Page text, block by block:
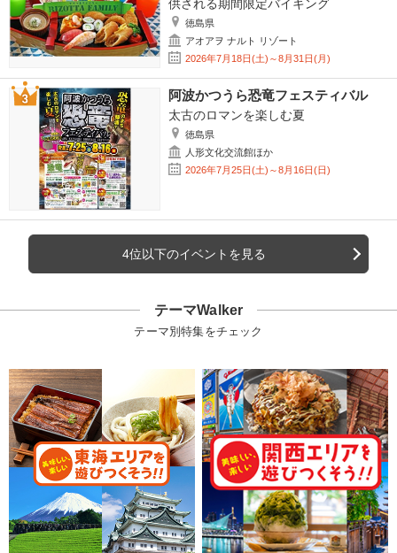
供される期間限定バイキング
徳島県
アオアヲ ナルト リゾート
2026年7月18日(土)～8月31日(月)
阿波かつうら恐竜フェスティバル
太古のロマンを楽しむ夏
徳島県
人形文化交流館ほか
2026年7月25日(土)～8月16日(日)
4位以下のイベントを見る
テーマWalker
テーマ別特集をチェック